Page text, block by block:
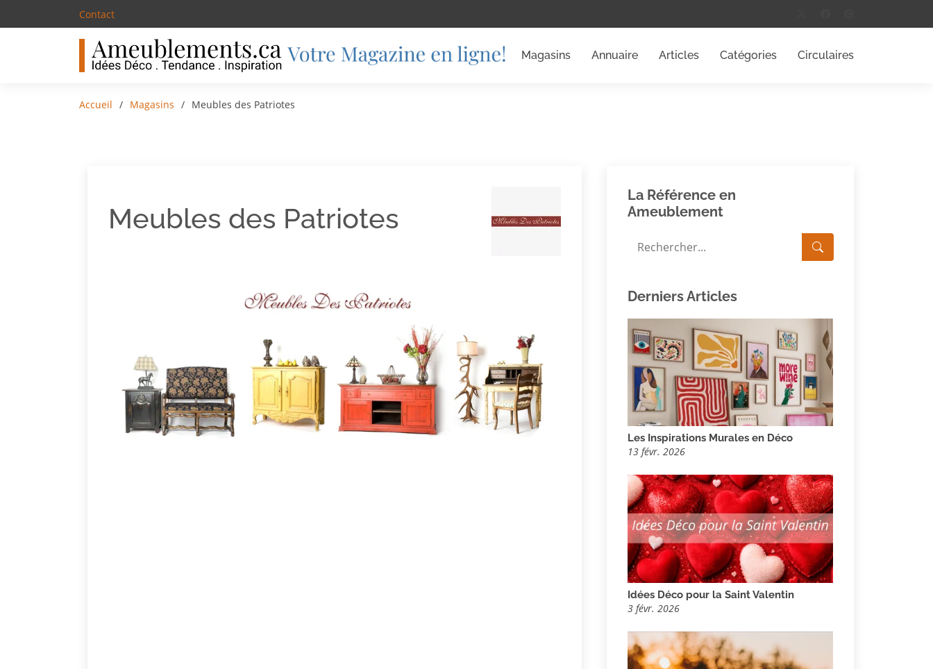
Contact
Magasins Annuaire Articles Catégories Circulaires
Accueil Magasins Meubles des Patriotes
Meubles des Patriotes
La Référence en
Ameublement
Derniers Articles
Les Inspirations Murales en Déco
13 févr. 2026
Idées Déco pour la Saint Valentin
3 févr. 2026